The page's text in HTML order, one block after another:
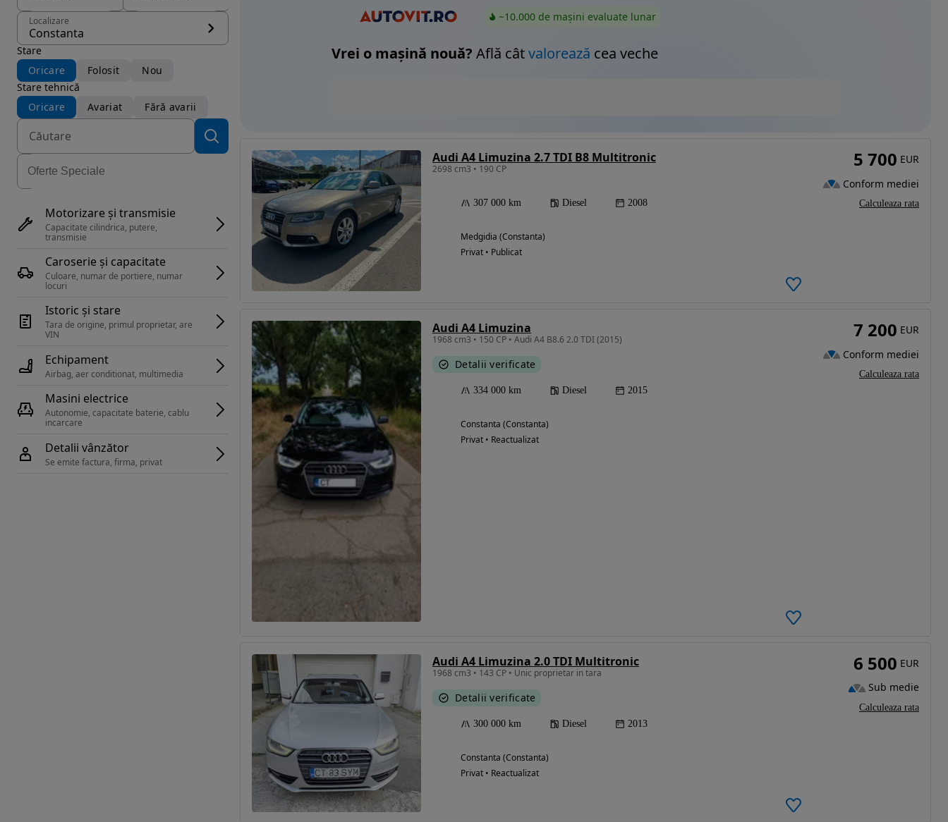
Localizare
Constanta
Stare
Oricare
Folosit
Nou
Stare tehnică
Oricare
Avariat Fără avarii
Motorizare și transmisie
Capacitate cilindrica, putere,
transmisie
Caroserie și capacitate
Culoare, numar de portiere, numar
locuri
Istoric și stare
Tara de origine, primul proprietar, are
Echipament
Airbag, aer conditionat, multimedia
Masini electrice
Autonomie, capacitate baterie, cablu
Detalii vânzător
Se emite factura, firma, privat
~10.000 de mașini evaluate lunar
Vrei o mașină nouă? Află câtvalorează cea veche
Audi A4 Limuzina 2.7 TDI B8 Multitronic
2698 cm3 • 190 CP
307 000 km Diesel 2008
Medgidia (Constanta)
Privat • Publicat
5 700 EUR
Conform mediei
Calculeaza rata
Audi A4 Limuzina
1968 cm3 • 150 CP • Audi A4 B8.6 2.0 TDI (2015)
Detalii verificate
334 000 km Diesel 2015
Constanta (Constanta)
Privat • Reactualizat
7 200 EUR
Conform mediei
Calculeaza rata
Audi A4 Limuzina 2.0 TDI Multitronic
1968 cm3 • 143 CP • Unic proprietar in tara
Detalii verificate
300 000 km Diesel 2013
Constanta (Constanta)
Privat • Reactualizat
6 500 EUR
Sub medie
Calculeaza rata